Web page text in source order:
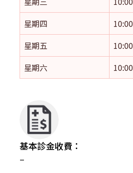
星期四
星期五
星期六
基本診金收費：
–